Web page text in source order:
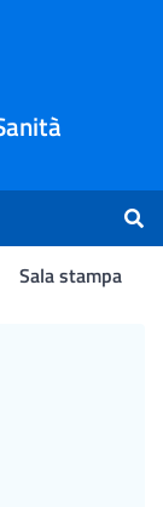
Sala stampa